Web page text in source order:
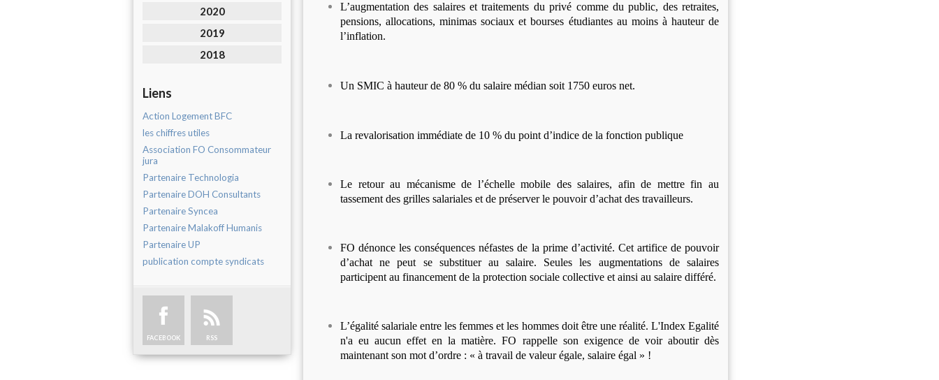
2020
2019
2018
Liens
Action Logement BFC
les chiffres utiles
Association FO Consommateur
jura
Partenaire Technologia
Partenaire DOH Consultants
Partenaire Syncea
Partenaire Malakoff Humanis
Partenaire UP
publication compte syndicats
FACEBOOK RSS
L’augmentation des salaires et traitements du privé comme du public, des retraites,
pensions, allocations, minimas sociaux et bourses étudiantes au moins à hauteur de
l’inflation.
Un SMIC à hauteur de 80 % du salaire médian soit 1750 euros net.
La revalorisation immédiate de 10 % du point d’indice de la fonction publique
Le retour au mécanisme de l’échelle mobile des salaires, afin de mettre fin au
tassement des grilles salariales et de préserver le pouvoir d’achat des travailleurs.
FO dénonce les conséquences néfastes de la prime d’activité. Cet artifice de pouvoir
d’achat ne peut se substituer au salaire. Seules les augmentations de salaires
participent au financement de la protection sociale collective et ainsi au salaire différé.
L’égalité salariale entre les femmes et les hommes doit être une réalité. L'Index Egalité
n'a eu aucun effet en la matière. FO rappelle son exigence de voir aboutir dès
maintenant son mot d’ordre : « à travail de valeur égale, salaire égal » !